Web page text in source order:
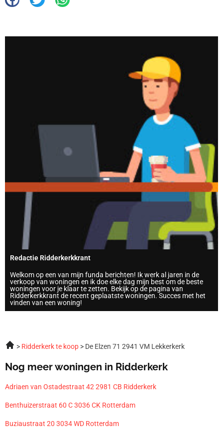
Redactie Ridderkerkkrant
Welkom op een van mijn funda berichten! Ik werk al jaren in de
verkoop van woningen en ik doe elke dag mijn best om de beste
woningen voor je klaar te zetten. Bekijk op de pagina van
Ridderkerkkrant de recent geplaatste woningen. Succes met het
vinden van een woning!
Ridderkerk te koop De Elzen 71 2941 VM Lekkerkerk
Nog meer woningen in Ridderkerk
Adriaen van Ostadestraat 42 2981 CB Ridderkerk
Benthuizerstraat 60 C 3036 CK Rotterdam
Buziaustraat 20 3034 WD Rotterdam